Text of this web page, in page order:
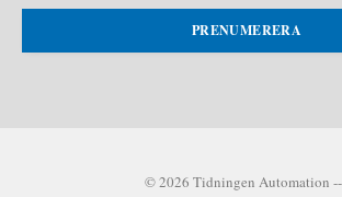
PRENUMERERA
© 2026 Tidningen Automation